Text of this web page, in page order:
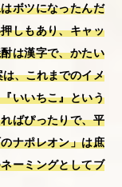
ボツになったんだ
しもあり、キャッ
は漢字で、かたい
、これまでのイメ
いいちこ』という
ばぴったりで、平
ナポレオン」は庶
ーミングとしてブ